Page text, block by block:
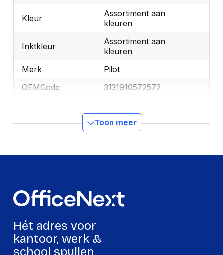
Kleur
Assortiment aan
kleuren
Inktkleur
Assortiment aan
kleuren
Merk
Pilot
OEMCode
3131910572572
3131910572572
Breedte
85 mm
Gewicht
Toon meer
Hét adres voor
kantoor, werk &
school spullen